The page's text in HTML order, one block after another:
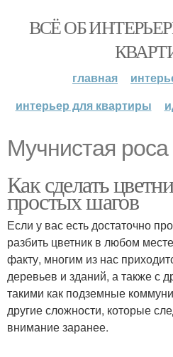
ВСЁ ОБ
главная
интерьер для квартиры
Мучнистая роса
Как сделать
простых шагов
Если у вас есть достаточно
разбить цветник в любом
факту, многим из нас
деревьев и зданий, а также с
такими как подземные
другие сложности, которые
внимание заранее.